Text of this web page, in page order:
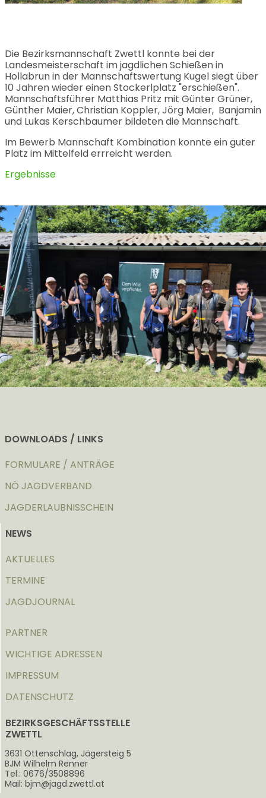
Die Bezirksmannschaft Zwettl konnte bei der
Landesmeisterschaft im jagdlichen Schießen in
Hollabrun in der Mannschaftswertung Kugel siegt über
10 Jahren wieder einen Stockerlplatz "erschießen".
Mannschaftsführer Matthias Pritz mit Günter Grüner,
Günther Maier, Christian Koppler, Jörg Maier, Banjamin
und Lukas Kerschbaumer bildeten die Mannschaft.
Im Bewerb Mannschaft Kombination konnte ein guter
Platz im Mittelfeld errreicht werden.
Ergebnisse
DOWNLOADS / LINKS
FORMULARE / ANTRÄGE
NÖ JAGDVERBAND
JAGDERLAUBNISSCHEIN
NEWS
AKTUELLES
TERMINE
JAGDJOURNAL
PARTNER
WICHTIGE ADRESSEN
IMPRESSUM
DATENSCHUTZ
BEZIRKSGESCHÄFTSSTELLE
ZWETTL
3631 Ottenschlag, Jägersteig 5
BJM Wilhelm Renner
Tel.: 0676/3508896
Mail: bjm@jagd.zwettl.at